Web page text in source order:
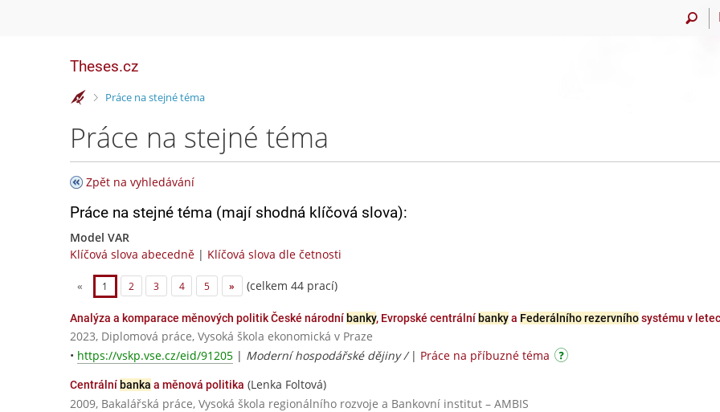
Theses.cz
>Práce na stejné téma
Práce na stejné téma
Zpět na vyhledávání
Práce na stejné téma (mají shodná klíčová slova):
Model VAR
Klíčová slova abecedně | Klíčová slova dle četnosti
« 1 2 3 4 5 » (celkem 44 prací)
Analýza a komparace měnových politik České národní banky, Evropské centrální bankya Federálního rezervníhosystému v
2023, Diplomová práce, Vysoká škola ekonomická v Praze
• https://vskp.vse.cz/eid/91205 | Moderní hospodářské dějiny / | Práce na příbuzné téma
Centrální banka a měnová politika (Lenka Foltová)
2009, Bakalářská práce, Vysoká škola regionálního rozvoje a Bankovní institut – AMBIS